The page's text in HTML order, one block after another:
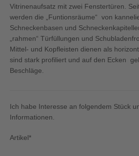
Vitrinenaufsatz mit zwei Fenstertüren.
werden die „Funtionsräume“ von
Schneckenbasen und
„rahmen“ Türfüllungen und
Mittel- und Kopfleisten dienen als
sind stark profiliert und auf den Ecken
Beschläge.
Ich habe Interesse an folgendem Stück
Informationen.
Artikel*